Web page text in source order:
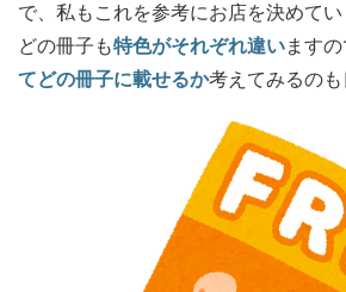
で、私もこれを参考にお店を決めてい
どの冊子も特色がそれぞれ違いますの
てどの冊子に載せるか考えてみるのも